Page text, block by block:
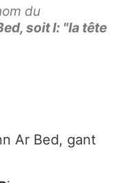
du
soit l: "la tête
Ar Bed, gant